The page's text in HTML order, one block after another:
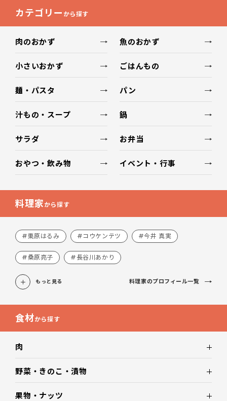
カテゴリー から探す
肉のおかず 魚のおかず
小さいおかず ごはんもの
麺・パスタ パン
汁もの・スープ 鍋
サラダ お弁当
おやつ・飲み物 イベント・行事
料理家から探す
#栗原はるみ #コウケンテツ #今井 真実
#桑原亮子 #長谷川あかり
もっと見る 料理家のプロフィール一覧
食材から探す
肉
野菜・きのこ・漬物
果物・ナッツ